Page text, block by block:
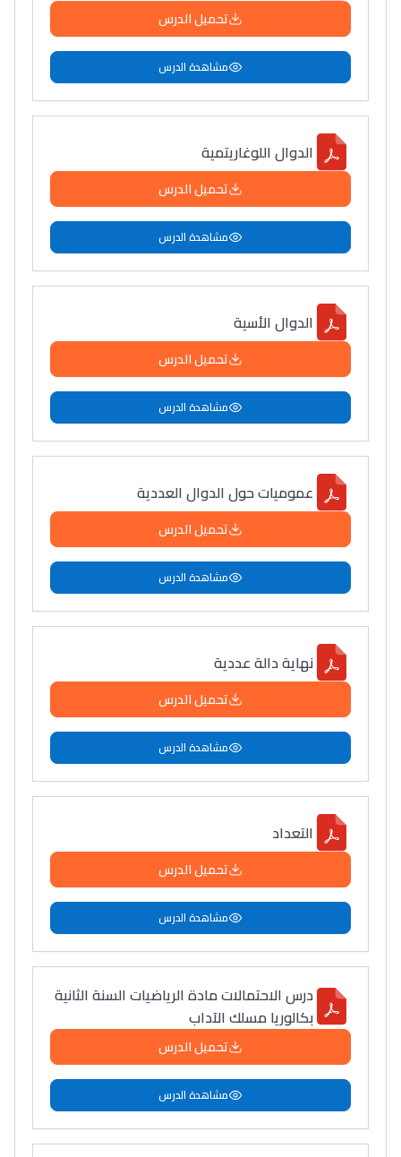
تحميل الدرس
مشاهدة الدرس
الدوال اللوغاريتمية
تحميل الدرس
مشاهدة الدرس
الدوال الأسية
تحميل الدرس
مشاهدة الدرس
عموميات حول الدوال العددية
تحميل الدرس
مشاهدة الدرس
نهاية دالة عددية
تحميل الدرس
مشاهدة الدرس
التعداد
تحميل الدرس
مشاهدة الدرس
درس الاحتمالات مادة الرياضيات السنة الثانية
بكالوريا مسلك الآداب
تحميل الدرس
مشاهدة الدرس